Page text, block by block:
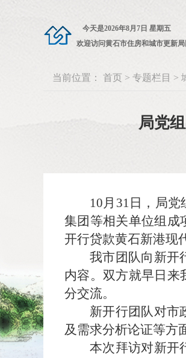
今天是2026年8月7日 星期五
欢迎访问黄石市住房和城市更新
当前位置： 首页 > 专题栏目 >
局党
10月31日，局
集团等相关单位组成
开行贷款黄石新港现
我市团队向新开
内容。双方就早日来
分交流。
新开行团队对市
及需求分析论证等方
本次拜访对新开